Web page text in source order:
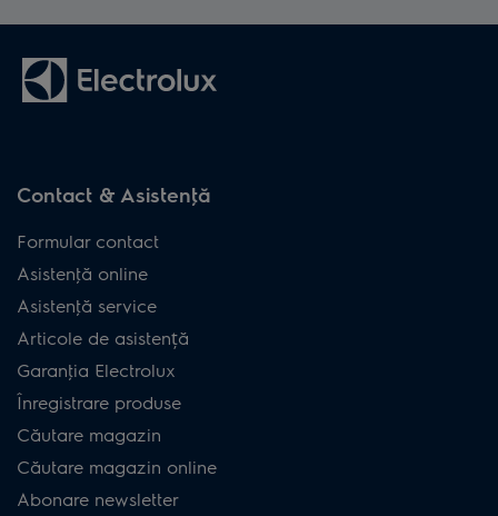
Contact & Asistenţă
Formular contact
Asistenţă online
Asistenţă service
Articole de asistență
Garanţia Electrolux
Înregistrare produse
Căutare magazin
Căutare magazin online
Abonare newsletter